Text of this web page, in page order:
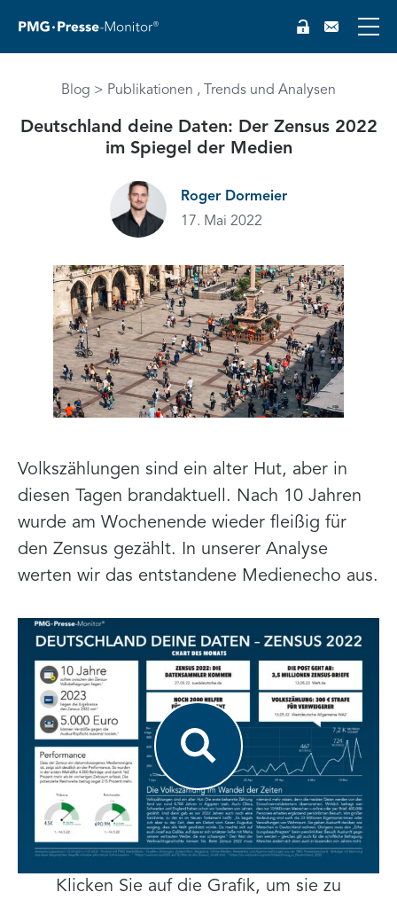
Blog Publikationen Trends und Analysen
Deutschland deine Daten: Der Zensus 2022
im Spiegel der Medien
Roger Dormeier
17. Mai 2022
Volkszählungen sind ein alter Hut, aber in
diesen Tagen brandaktuell. Nach 10 Jahren
wurde am Wochenende wieder fleißig für
den Zensus gezählt. In unserer Analyse
werten wir das entstandene Medienecho aus.
Klicken Sie auf die Grafik, um sie zu